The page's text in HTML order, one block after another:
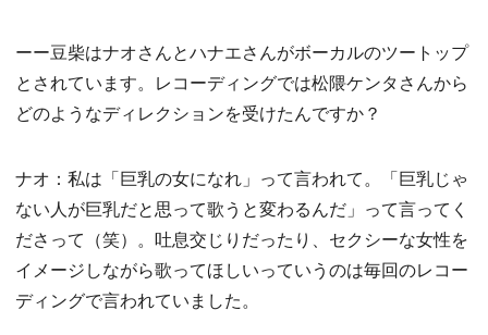
ーー豆柴はナオさんとハナエさんがボーカルのツートップ
とされています。レコーディングでは松隈ケンタさんから
どのようなディレクションを受けたんですか？
ナオ：私は「巨乳の女になれ」って言われて。「巨乳じゃ
ない人が巨乳だと思って歌うと変わるんだ」って言ってく
ださって（笑）。吐息交じりだったり、セクシーな女性を
イメージしながら歌ってほしいっていうのは毎回のレコー
ディングで言われていました。